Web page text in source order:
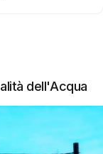
dell'Acqua